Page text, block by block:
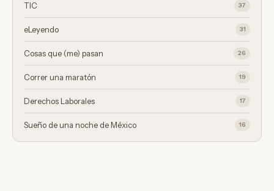
TIC 37
eLeyendo 31
Cosas que (me) pasan 26
Correr una maratón 19
Derechos Laborales 17
Sueño de una noche de México 16